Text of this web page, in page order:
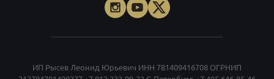
ИП Рысев Леонид Юрьевич ИНН 781409416708 ОГРНИП